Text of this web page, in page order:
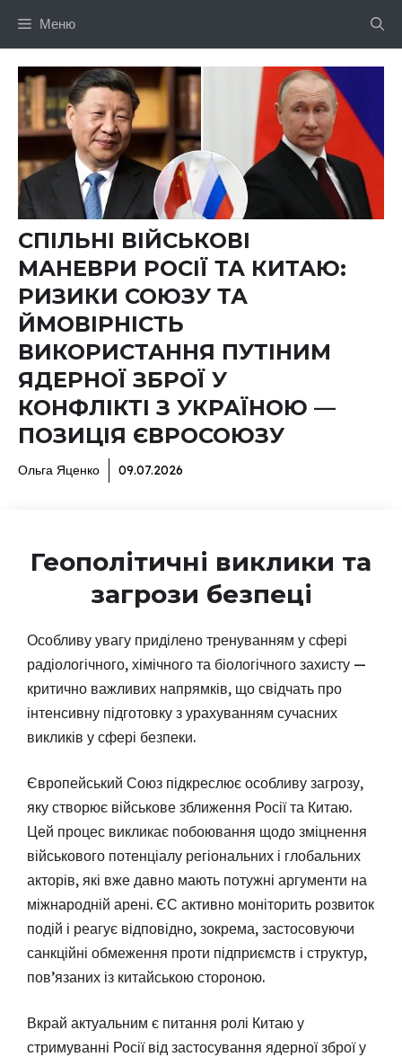
Меню
СПІЛЬНІ ВІЙСЬКОВІ
МАНЕВРИ РОСІЇ ТА КИТАЮ:
РИЗИКИ СОЮЗУ ТА
ЙМОВІРНІСТЬ
ВИКОРИСТАННЯ ПУТІНИМ
ЯДЕРНОЇ ЗБРОЇ У
КОНФЛІКТІ З УКРАЇНОЮ —
ПОЗИЦІЯ ЄВРОСОЮЗУ
Ольга Яценко 09.07.2026
Геополітичні виклики та
загрози безпеці
Особливу увагу приділено тренуванням у сфері
радіологічного, хімічного та біологічного захисту —
критично важливих напрямків, що свідчать про
інтенсивну підготовку з урахуванням сучасних
викликів у сфері безпеки.
Європейський Союз підкреслює особливу загрозу,
яку створює військове зближення Росії та Китаю.
Цей процес викликає побоювання щодо зміцнення
військового потенціалу регіональних і глобальних
акторів, які вже давно мають потужні аргументи на
міжнародній арені. ЄС активно моніторить розвиток
подій і реагує відповідно, зокрема, застосовуючи
санкційні обмеження проти підприємств і структур,
пов’язаних із китайською стороною.
Вкрай актуальним є питання ролі Китаю у
стримуванні Росії від застосування ядерної зброї у